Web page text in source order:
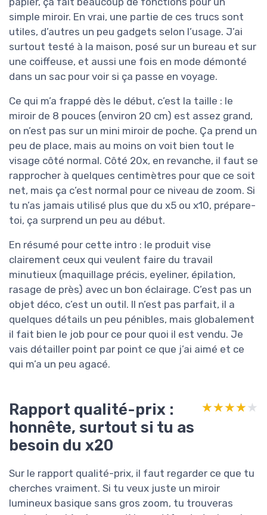
simple miroir. En vrai, une partie de ces trucs sont
utiles, d’autres un peu gadgets selon l’usage. J’ai
surtout testé à la maison, posé sur un bureau et sur
une coiffeuse, et aussi une fois en mode démonté
dans un sac pour voir si ça passe en voyage.
Ce qui m’a frappé dès le début, c’est la taille : le
miroir de 8 pouces (environ 20 cm) est assez grand,
on n’est pas sur un mini miroir de poche. Ça prend un
peu de place, mais au moins on voit bien tout le
visage côté normal. Côté 20x, en revanche, il faut se
rapprocher à quelques centimètres pour que ce soit
net, mais ça c’est normal pour ce niveau de zoom. Si
tu n’as jamais utilisé plus que du x5 ou x10, prépare-
toi, ça surprend un peu au début.
En résumé pour cette intro : le produit vise
clairement ceux qui veulent faire du travail
minutieux (maquillage précis, eyeliner, épilation,
rasage de près) avec un bon éclairage. C’est pas un
objet déco, c’est un outil. Il n’est pas parfait, il a
quelques détails un peu pénibles, mais globalement
il fait bien le job pour ce pour quoi il est vendu. Je
vais détailler point par point ce que j’ai aimé et ce
qui m’a un peu agacé.
Rapport qualité-prix :
honnête, surtout si tu as
besoin du x20
★★★★★
★★★★★
Sur le rapport qualité-prix, il faut regarder ce que tu
cherches vraiment. Si tu veux juste un miroir
lumineux basique sans gros zoom, tu trouveras